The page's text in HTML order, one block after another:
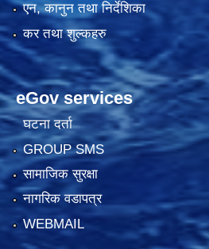
एन, कानुन तथा निर्देशिका
कर तथा शुल्कहरु
eGov services
घटना दर्ता
GROUP SMS
सामाजिक सुरक्षा
नागरिक वडापत्र
WEBMAIL